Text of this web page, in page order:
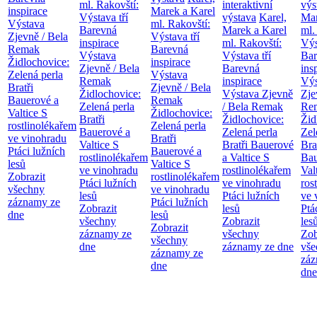
inspirace
Výstava
Zjevně / Bela
Remak
Židlochovice:
Zelená perla
Bratři
Bauerové a
Valtice S
rostlinolékařem
ve vinohradu
Ptáci lužních
lesů
Zobrazit
všechny
záznamy ze
dne
ml. Rakovští:
Výstava tří
Barevná
inspirace
Výstava
Zjevně / Bela
Remak
Židlochovice:
Zelená perla
Bratři
Bauerové a
Valtice S
rostlinolékařem
ve vinohradu
Ptáci lužních
lesů
Zobrazit
všechny
záznamy ze
dne
Marek a Karel
ml. Rakovští:
Výstava tří
Barevná
inspirace
Výstava
Zjevně / Bela
Remak
Židlochovice:
Zelená perla
Bratři
Bauerové a
Valtice S
rostlinolékařem
ve vinohradu
Ptáci lužních
lesů
Zobrazit
všechny
záznamy ze
dne
interaktivní
výstava Karel,
Marek a Karel
ml. Rakovští:
Výstava tří
Barevná
inspirace
Výstava Zjevně
/ Bela Remak
Židlochovice:
Zelená perla
Bratři Bauerové
a Valtice S
rostlinolékařem
ve vinohradu
Ptáci lužních
lesů
Zobrazit
všechny
záznamy ze dne
ml.
ve
dne